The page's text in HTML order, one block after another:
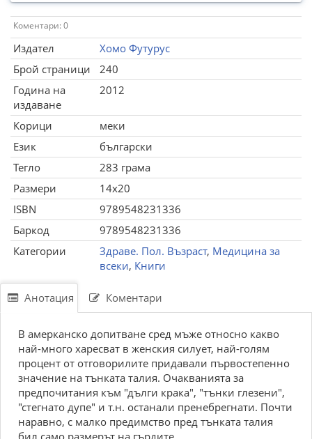
Коментари: 0
Издател
Хомо Футурус
Брой страници
240
Година на
издаване
2012
Корици
меки
Език
български
Тегло
283 грама
Размери
14x20
ISBN
9789548231336
Баркод
9789548231336
Категории
Здраве. Пол. Възраст, Медицина за
всеки, Книги
Анотация Коментари
В амерканско допитване сред мъже относно какво
най-много харесват в женския силует, най-голям
процент от отговорилите придавали първостепенно
значение на тънката талия. Очакванията за
предпочитания към "дълги крака", "тънки глезени",
"стегнато дупе" и т.н. останали пренебрегнати. Почти
наравно, с малко предимство пред тънката талия
бил само размерът на гърдите.